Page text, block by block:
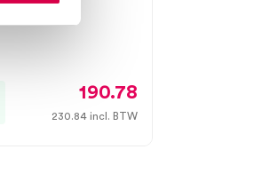
190.78
230.84incl. BTW